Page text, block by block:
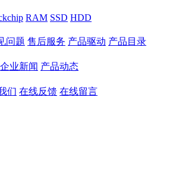
RAM SSD HDD
问题 售后服务 产品驱动 产品目录
企业新闻 产品动态
们 在线反馈 在线留言